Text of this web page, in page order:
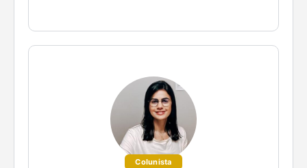
Colunista